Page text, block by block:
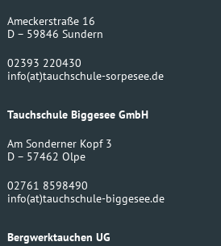
Ameckerstraße 16
D – 59846 Sundern
02393 220430
info(at)tauchschule-sorpesee.de
Tauchschule Biggesee GmbH
Am Sonderner Kopf 3
D – 57462 Olpe
02761 8598490
info(at)tauchschule-biggesee.de
Bergwerktauchen UG